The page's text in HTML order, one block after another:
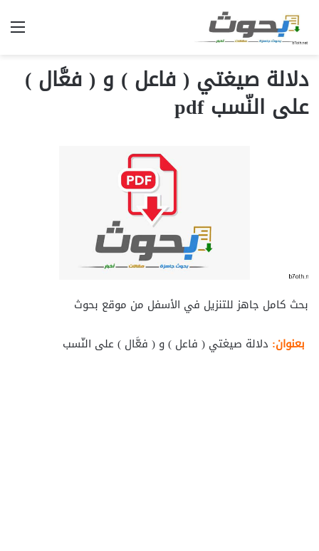
دلالة صيغتي ( فاعل ) و ( فعَّال )
على النّسب pdf
بحث كامل جاهز للتنزيل في الأسفل من موقع بحوث
بعنوان: دلالة صيغتي ( فاعل ) و ( فعَّال ) على النّسب